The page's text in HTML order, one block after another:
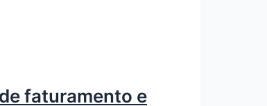
faturamento e